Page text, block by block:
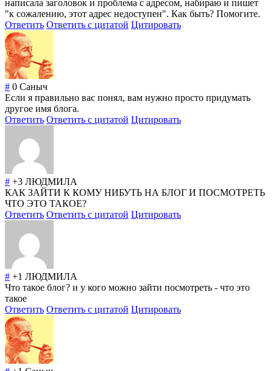
написала заголовок и проблема с адресом, набираю и пишет
"к сожалению, этот адрес недоступен". Как быть? Помогите.
Ответить Ответить с цитатой Цитировать
# 0 Саныч
Если я правильно вас понял, вам нужно просто придумать
другое имя блога.
Ответить Ответить с цитатой Цитировать
# +3 ЛЮДМИЛА
КАК ЗАЙТИ К КОМУ НИБУТЬ НА БЛОГ И ПОСМОТРЕТЬ
ЧТО ЭТО ТАКОЕ?
Ответить Ответить с цитатой Цитировать
# +1 ЛЮДМИЛА
Что такое блог? и у кого можно зайти посмотреть - что это
такое
Ответить Ответить с цитатой Цитировать